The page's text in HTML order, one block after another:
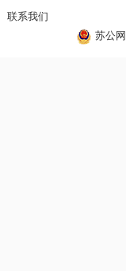
联系我们
苏公